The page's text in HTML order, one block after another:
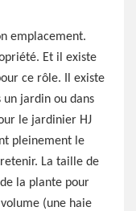
emplacement.
Et il existe
ce rôle. Il existe
un jardin ou dans
le jardinier HJ
pleinement le
La taille de
la plante pour
(une haie